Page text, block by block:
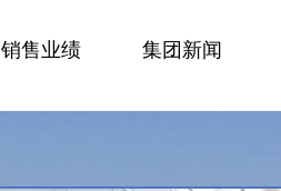
销售业绩 集团新闻